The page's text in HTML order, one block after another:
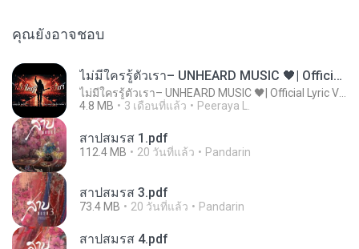
คุณยังอาจชอบ
ไม่มีใครรู้ตัวเรา– UNHEARD MUSIC 🖤| Official Lyric Video | เพลงสู้ชีวิต
4.8 MB
3 เดือนที่แล้ว Peeraya L.
สาปสมรส 1.pdf
112.4 MB 20 วันที่แล้ว Pandarin
สาปสมรส 3.pdf
73.4 MB 20 วันที่แล้ว Pandarin
สาปสมรส 4.pdf